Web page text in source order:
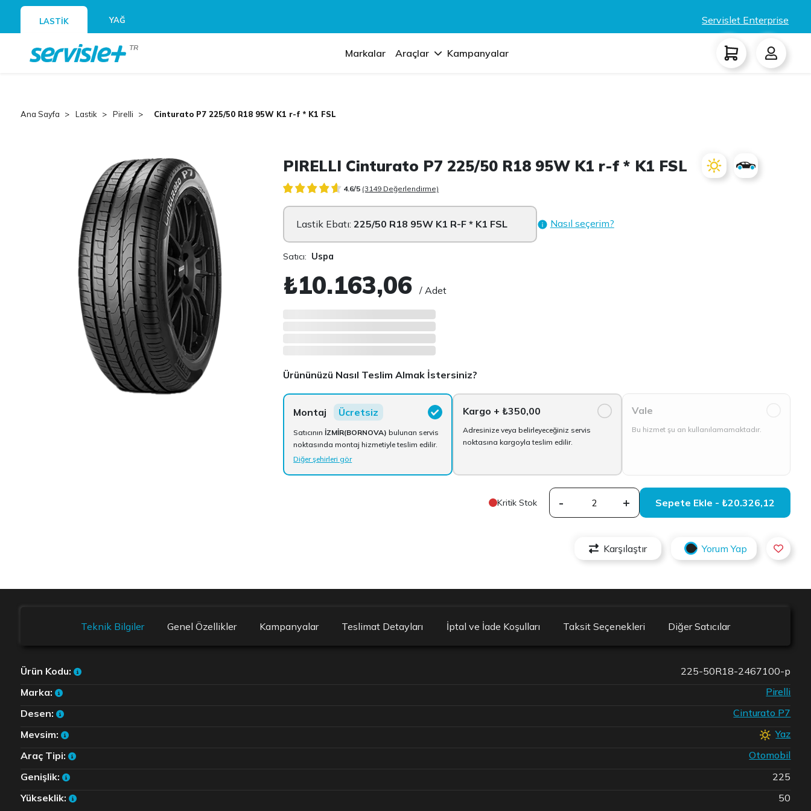
LASTİK YAĞ Servislet Enterprise
TR Markalar Araçlar Kampanyalar
Ana Sayfa Lastik Pirelli Cinturato P7 225/50 R18 95W K1 r-f * K1 FSL
PIRELLI Cinturato P7 225/50 R18 95W K1 r-f * K1 FSL
4.6/5 (3149 Değerlendirme)
Lastik Ebatı:225/50 R18 95W K1 R-F * K1 FSL Nasıl seçerim?
Satıcı: Uspa
₺10.163,06/ Adet
Ürününüzü Nasıl Teslim Almak İstersiniz?
Montaj Ücretsiz
Satıcının İZMİR(BORNOVA) bulunan servis
noktasında montaj hizmetiyle teslim edilir.
Diğer şehirleri gör
Kargo + ₺350,00
Adresinize veya belirleyeceğiniz servis
noktasına kargoyla teslim edilir.
Vale
Bu hizmet şu an kullanılamamaktadır.
Kritik Stok - + Sepete Ekle - ₺20.326,12
Karşılaştır Yorum Yap
Teknik Bilgiler Genel Özellikler Kampanyalar Teslimat Detayları İptal ve İade Koşulları Taksit Seçenekleri Diğer Satıcılar
Ürün Kodu:
225-50R18-2467100-p
Marka:
Pirelli
Desen:
Cinturato P7
Mevsim:
Yaz
Araç Tipi:
Otomobil
Genişlik:
225
Yükseklik:
50